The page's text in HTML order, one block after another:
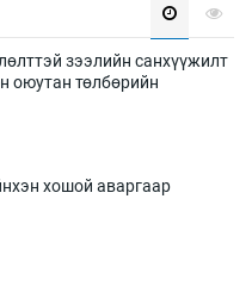
зээлийн санхүүжилт
оюутан төлбөрийн
хошой аваргаар